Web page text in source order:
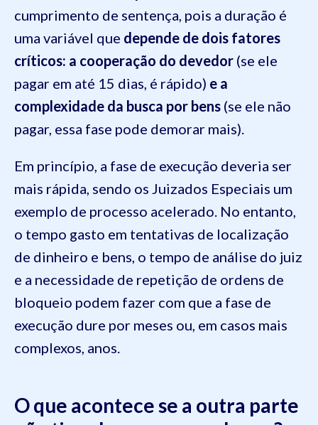
cumprimento de sentença, pois a duração é
uma variável que depende de dois fatores
críticos: a cooperação do devedor (se ele
pagar em até 15 dias, é rápido) e a
complexidade da busca por bens (se ele não
pagar, essa fase pode demorar mais).
Em princípio, a fase de execução deveria ser
mais rápida, sendo os Juizados Especiais um
exemplo de processo acelerado. No entanto,
o tempo gasto em tentativas de localização
de dinheiro e bens, o tempo de análise do juiz
e a necessidade de repetição de ordens de
bloqueio podem fazer com que a fase de
execução dure por meses ou, em casos mais
complexos, anos.
O que acontece se a outra parte